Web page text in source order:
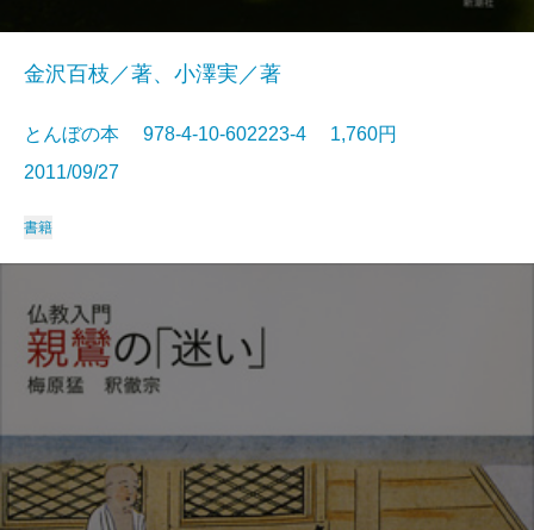
金沢百枝／著、小澤実／著
とんぼの本 978-4-10-602223-4 1,760円
2011/09/27
書籍